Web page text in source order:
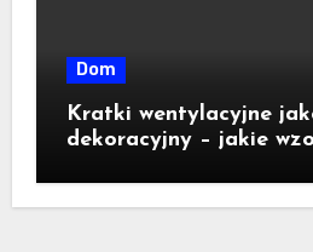
Dom
Kratki wentylacyjne
dekoracyjny – jakie